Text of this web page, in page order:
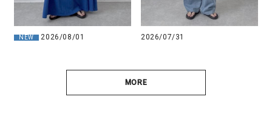
NEW 2026/08/01 2026/07/31
MORE